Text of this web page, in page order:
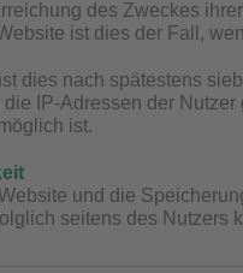
des Zweckes
ist dies der Fall,
dies nach spätestens
IP-Adressen der
ist.
und die
seitens des Nutzers